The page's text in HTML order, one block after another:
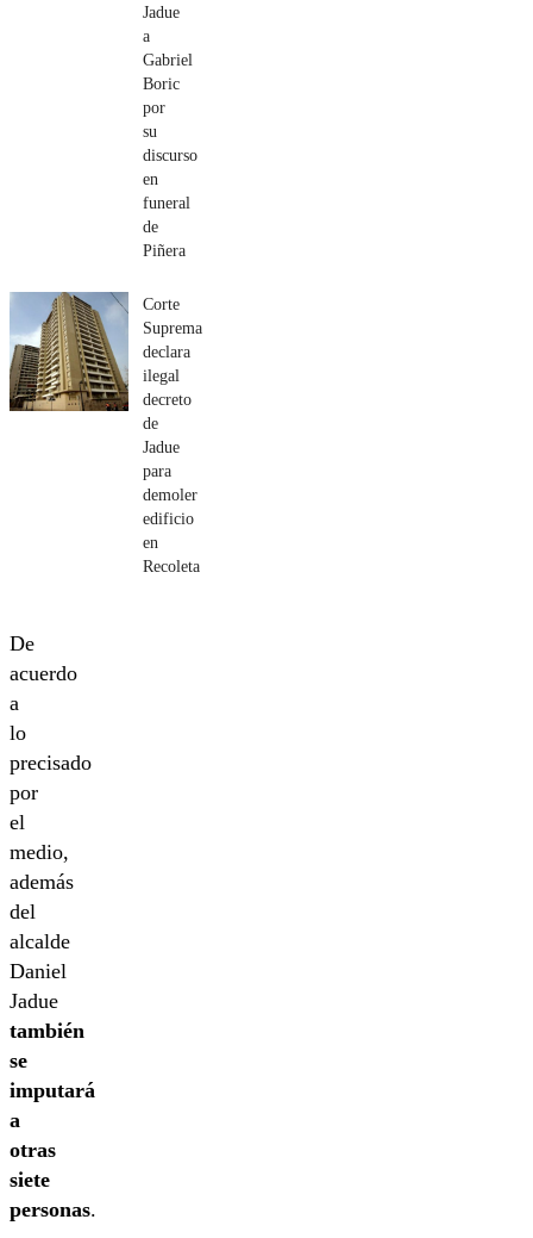
Jadue
a
Gabriel
Boric
por
su
discurso
en
funeral
de
Piñera
Corte
Suprema
declara
ilegal
decreto
de
Jadue
para
demoler
edificio
en
Recoleta
De
acuerdo
a
lo
precisado
por
el
medio,
además
del
alcalde
Daniel
Jadue
también
se
imputará
a
otras
siete
personas.